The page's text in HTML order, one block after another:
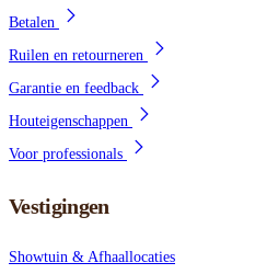
Betalen
Ruilen en retourneren
Garantie en feedback
Houteigenschappen
Voor professionals
Vestigingen
Showtuin & Afhaallocaties